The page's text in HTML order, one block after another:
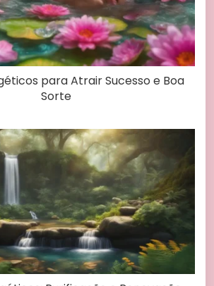
para Atrair Sucesso e Boa
Sorte